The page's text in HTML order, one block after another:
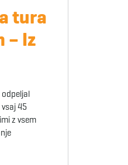
tura
– Iz
odpeljal
45
z vsem